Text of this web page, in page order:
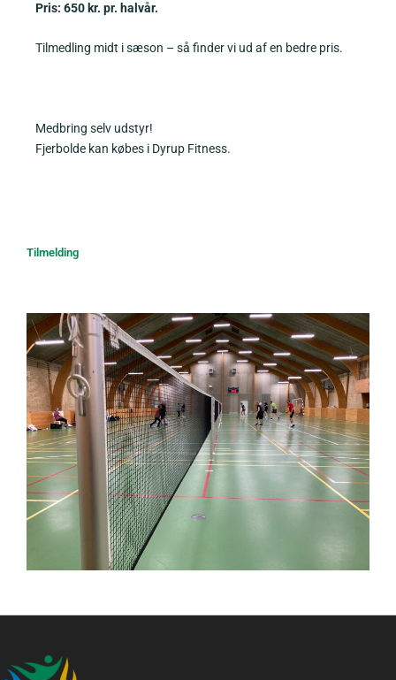
Pris: 650 kr. pr. halvår.
Tilmedling midt i sæson – så finder vi ud af en bedre pris.
Medbring selv udstyr!
Fjerbolde kan købes i Dyrup Fitness.
Tilmelding